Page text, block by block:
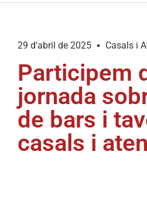
29 d'abril de 2025 Casals i
Participem
jornada
de bars i
casals i